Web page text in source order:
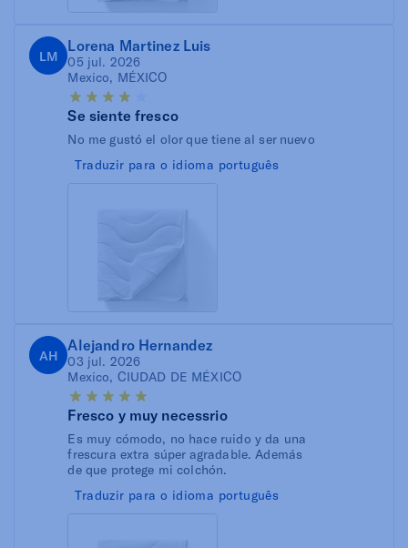
LM
Lorena Martinez Luis
05 jul. 2026
Mexico, MÉXICO
Se siente fresco
No me gustó el olor que tiene al ser nuevo
Traduzir para o idioma português
AH
Alejandro Hernandez
03 jul. 2026
Mexico, CIUDAD DE MÉXICO
Fresco y muy necessrio
Es muy cómodo, no hace ruido y da una
frescura extra súper agradable. Además
de que protege mi colchón.
Traduzir para o idioma português